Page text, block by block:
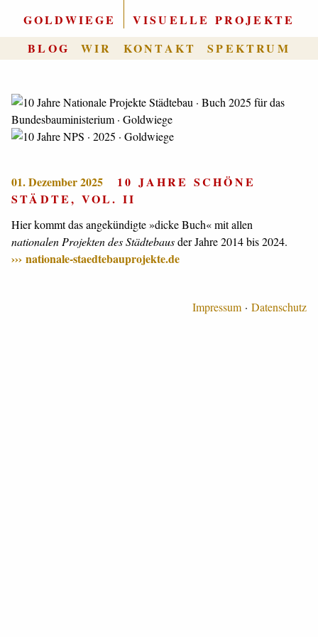
GOLDWIEGE
VISUELLE PROJEKTE
BLOG
WIR KONTAKT SPEKTRUM
01. Dezember 2025 10 JAHRE SCHÖNE
STÄDTE, VOL. II
Hier kommt das angekündigte »dicke Buch« mit allen
nationalen Projekten des Städtebausder Jahre 2014 bis 2024.
nationale-staedtebauprojekte.de
Impressum Datenschutz